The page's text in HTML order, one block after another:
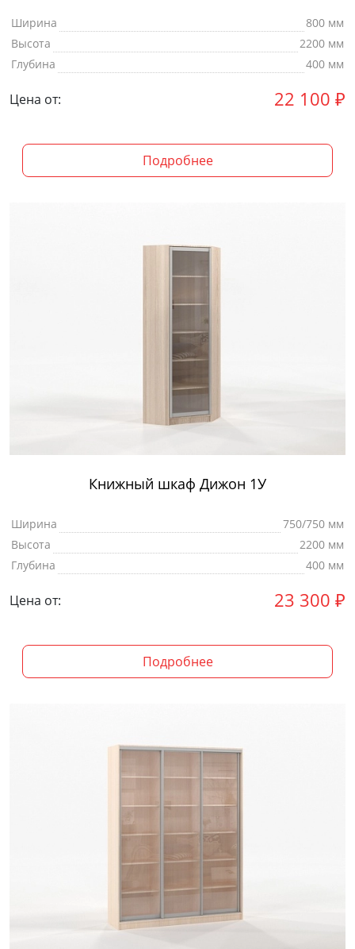
Ширина
800 мм
Высота
2200 мм
Глубина
400 мм
Цена от: 22 100 ₽
Подробнее
Книжный шкаф Дижон 1У
Ширина
750/750 мм
Высота
2200 мм
Глубина
400 мм
Цена от: 23 300 ₽
Подробнее